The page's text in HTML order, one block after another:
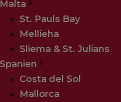
Malta
St. Pauls Bay
Mellieha
Sliema & St. Julians
Spanien
Costa del Sol
Mallorca